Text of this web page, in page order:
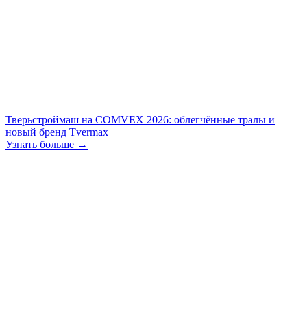
Тверьстроймаш на COMVEX 2026: облегчённые тралы и
новый бренд Tvermax
Узнать больше →